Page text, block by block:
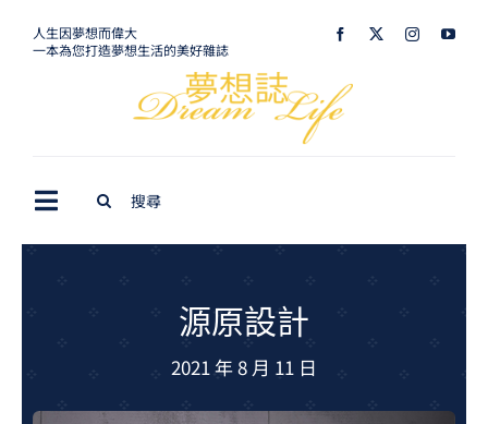
人生因夢想而偉大
一本為您打造夢想生活的美好雜誌
Toggle
Navigation
購屋指南
源原設計
2021 年 8 月 11 日